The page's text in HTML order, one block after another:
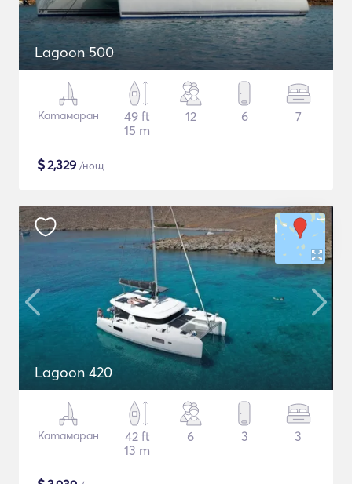
Lagoon 500
Катамаран
49 ft
15 m
12 6 7
$2,329 /нощ
Lagoon 420
Катамаран
42 ft
13 m
6 3 3